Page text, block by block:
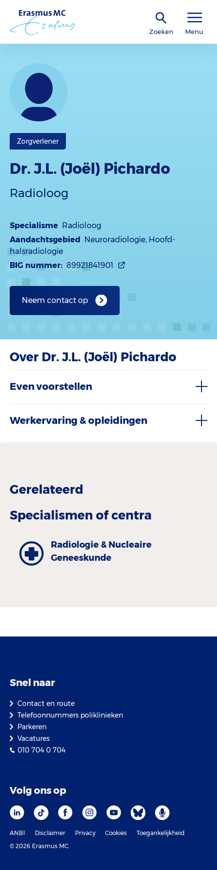
Zoeken Menu
Zorgverlener
Dr. J.L. (Joël) Pichardo
Radioloog
Specialisme Radioloog
Aandachtsgebied Neuroradiologie, Hoofd-
halsradiologie
BIG nummer: 89921841901
Neem contact op
Over Dr. J.L. (Joël) Pichardo
Even voorstellen
Werkervaring & opleidingen
Gerelateerd
Specialismen of centra
Radiologie & Nucleaire
Geneeskunde
Snel naar
Contact en route
Telefoonnummers poliklinieken
Parkeren
Vacatures
010 704 0 704
Volg ons op
ANBI Disclaimer Privacy Cookies
Toegankelijkheid
© 2026 Erasmus MC.